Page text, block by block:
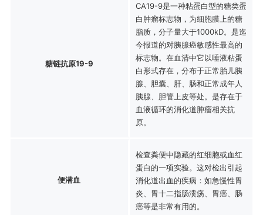
糖链抗原19-9
CA19-9是一种粘蛋白型的糖类蛋
白肿瘤标志物，为细胞膜上的糖
脂质，分子量大于1000kD。是迄
今报道的对胰腺癌敏感性最高的
标志物。在血清中它以唾液粘蛋
白形式存在，分布于正常胎儿胰
腺、胆囊、肝、肠和正常成年人
胰腺、胆管上皮等处。是存在于
血液循环的消化道肿瘤相关抗
原。
便潜血
检查粪便中隐藏的红细胞或血红
蛋白的一项实验。这对检出引起
消化道出血的疾病：如急慢性胃
炎、胃十二指肠溃疡、胃癌、肠
癌等是非常有用的。